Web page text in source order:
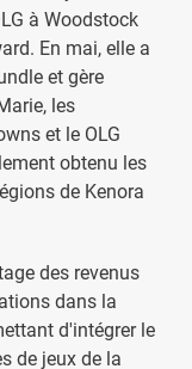
à Woodstock
En mai, elle a
et gère
les
et le OLG
obtenu les
de Kenora
des revenus
dans la
d'intégrer le
de jeux de la